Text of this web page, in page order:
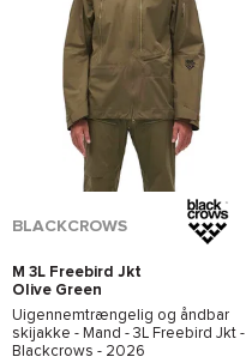
BLACKCROWS
M 3L Freebird Jkt
Olive Green
Uigennemtrængelig og åndbar
skijakke - Mand - 3L Freebird Jkt -
Blackcrows - 2026